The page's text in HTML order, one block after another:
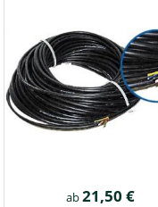
ab21,50 €